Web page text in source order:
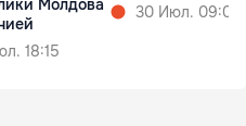
Молдова
18:15
30 Июл. 09:01